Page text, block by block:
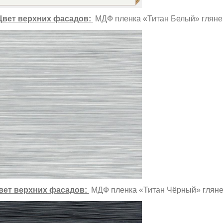
верхних фасадов: МДФ пленка «Титан Белый»
верхних фасадов: МДФ пленка «Титан Чёрный»